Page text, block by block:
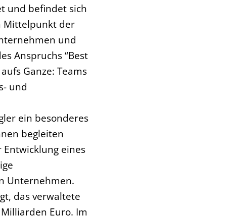
und befindet sich
Mittelpunkt der
und
Anspruchs “Best
Ganze: Teams
und
ein besonderes
begleiten
eines
Unternehmen.
das verwaltete
Euro. Im